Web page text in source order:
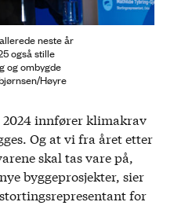
neste år
også stille
og ombygde
Høyre
innfører klimakrav
Og at vi fra året etter
skal tas vare på,
byggeprosjekter, sier
for